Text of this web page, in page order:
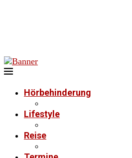
Hörbehinderung
Lifestyle
Reise